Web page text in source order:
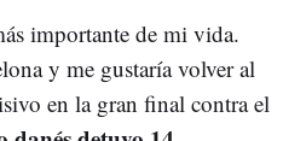
importante de mi vida.
y me gustaría volver al
en la gran final contra el